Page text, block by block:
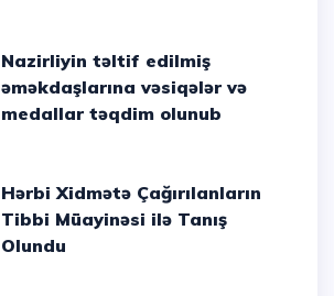
Nazirliyin təltif edilmiş
əməkdaşlarına vəsiqələr və
medallar təqdim olunub
Hərbi Xidmətə Çağırılanların
Tibbi Müayinəsi ilə Tanış
Olundu